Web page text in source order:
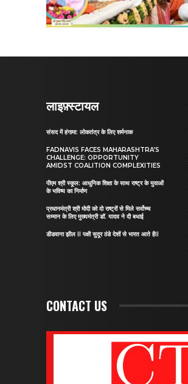
लाइफ़्स्टायल
संसद में हंगामा: लोकतंत्र के लिए शर्मनाक
FADNAVIS FACES MAHARASHTRA’S
CHALLENGE: OPPORTUNITY
AMIDST COALITION COMPLEXITIES
पीएम श्री स्कूल: आधुनिक शिक्षा के साथ राष्ट्र के युवाओं
के भविष्य का निर्माण
प्रधानमंत्री श्री मोदी को दो राष्ट्रों से मिले सर्वोच्च
सम्मान के लिए मुख्यमंत्री डॉ. यादव ने दी बधाई
डीडवाना झील II पक्षी सुदूर ठंडे देशों से भारत आते हैII
CONTACT US